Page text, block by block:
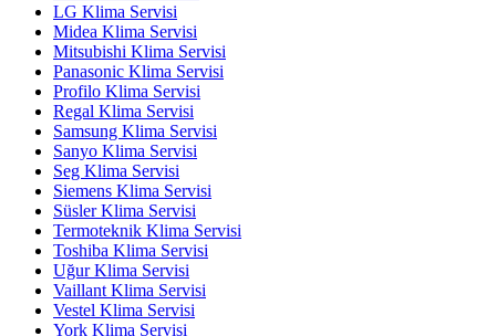
LG Klima Servisi
Midea Klima Servisi
Mitsubishi Klima Servisi
Panasonic Klima Servisi
Profilo Klima Servisi
Regal Klima Servisi
Samsung Klima Servisi
Sanyo Klima Servisi
Seg Klima Servisi
Siemens Klima Servisi
Süsler Klima Servisi
Termoteknik Klima Servisi
Toshiba Klima Servisi
Uğur Klima Servisi
Vaillant Klima Servisi
Vestel Klima Servisi
York Klima Servisi